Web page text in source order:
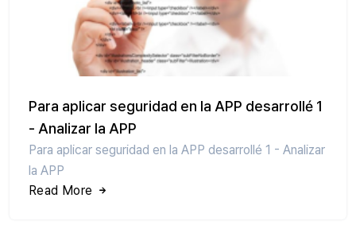
Para aplicar seguridad en la APP desarrollé 1
- Analizar la APP
Para aplicar seguridad en la APP desarrollé 1 - Analizar
la APP
Read More